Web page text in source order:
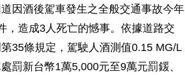
因酒後駕車發生之全般交通事故今年
，造成3人死亡的憾事。依據道路交
35條規定，駕駛人酒測值0.15 MG/L
罰新台幣1萬5,000元至9萬元罰鍰、